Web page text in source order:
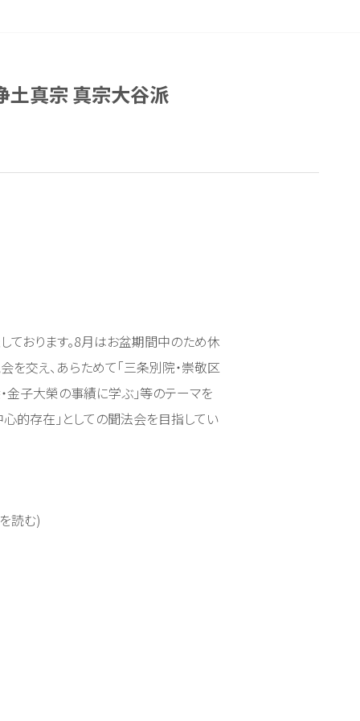
土真宗 真宗大谷派
おります。8月はお盆期間中のため休
を交え、あらためて「三条別院・崇敬区
金子大榮の事績に学ぶ」等のテーマを
的存在」としての聞法会を目指してい
読む)